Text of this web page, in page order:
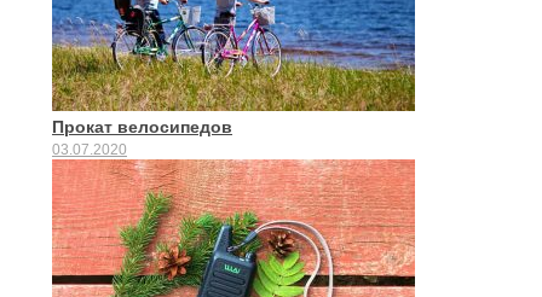
Прокат велосипедов
03.07.2020